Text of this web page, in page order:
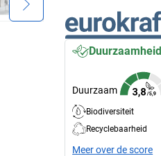
Duurzaam
Biodiversiteit
Recyclebaarheid
Meer over de score